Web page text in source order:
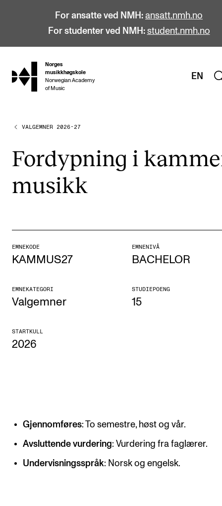
For ansatte ved NMH: ansatt.nmh.no
For studenter ved NMH: student.nmh.no
hjem
Norges
musikkhøgskole
Norwegian Academy
of Music
EN
STUDIER
Bachelor
Master
Talentutvikling
STUDENTLIV
Søknad og opptak
Fagmiljøer
VALGEMNER 2026-27
For­dyp­ning i
mu­sikk
EMNEKODE
KAMMUS27
EMNENIVÅ
BACHELOR
EMNEKATEGORI
Valgemner
STUDIEPOENG
15
STARTKULL
2026
Gjennomføres: To semestre, høst og vår.
Avsluttende vurdering: Vurdering fra faglærer.
Undervisningsspråk: Norsk og engelsk.